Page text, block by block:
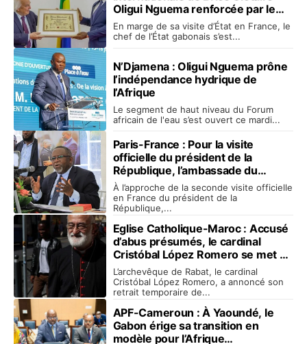
Oligui Nguema renforcée par le
Prix du Courage Politique
En marge de sa visite d’État en France, le
chef de l’État gabonais s’est...
N’Djamena : Oligui Nguema prône
l’indépendance hydrique de
l’Afrique
Le segment de haut niveau du Forum
africain de l'eau s’est ouvert ce mardi...
Paris-France : Pour la visite
officielle du président de la
République, l’ambassade du
Gabon en France sonne le rappel
des troupes
À l’approche de la seconde visite officielle
en France du président de la
République,...
Eglise Catholique-Maroc : Accusé
d’abus présumés, le cardinal
Cristóbal López Romero se met en
retrait
L’archevêque de Rabat, le cardinal
Cristóbal López Romero, a annoncé son
retrait temporaire de...
APF-Cameroun : À Yaoundé, le
Gabon érige sa transition en
modèle pour l’Afrique